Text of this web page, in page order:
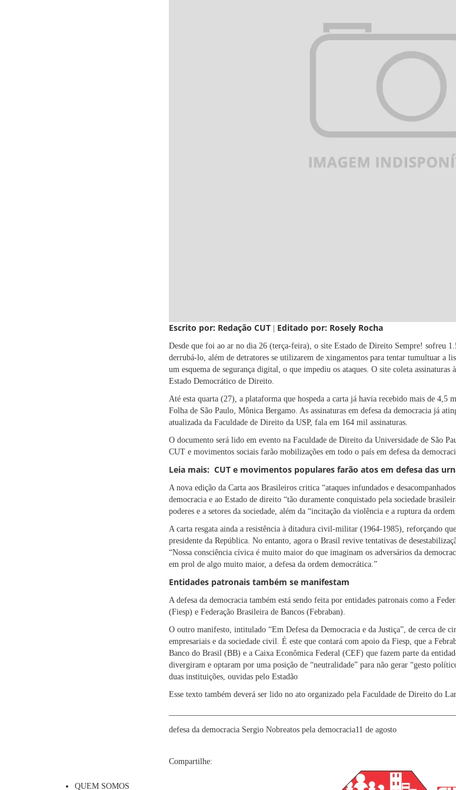
Escrito por: Redação CUT Editado por: Rosely Rocha
Desde que foi ao ar no dia 26 (terça-feira), o site Estado de Direito Sempre! sofreu
derrubá-lo, além de detratores se utilizarem de xingamentos para tentar tumultuar a
um esquema de segurança digital, o que impediu os ataques. O site coleta assinaturas
Estado Democrático de Direito.
Até esta quarta (27), a plataforma que hospeda a carta já havia recebido mais de 4,5
Folha de São Paulo, Mônica Bergamo. As assinaturas em defesa da democracia já
atualizada da Faculdade de Direito da USP, fala em 164 mil assinaturas.
O documento será lido em evento na Faculdade de Direito da Universidade de São
CUT e movimentos sociais farão mobilizações em todo o país em defesa da
Leia mais: CUT e movimentos populares farão atos em defesa das
A nova edição da Carta aos Brasileiros critica “ataques infundados e
democracia e ao Estado de direito “tão duramente conquistado pela sociedade
poderes e a setores da sociedade, além da “incitação da violência e a ruptura da
A carta resgata ainda a resistência à ditadura civil-militar (1964-1985), reforçando
presidente da República. No entanto, agora o Brasil revive tentativas de
“Nossa consciência cívica é muito maior do que imaginam os adversários da
em prol de algo muito maior, a defesa da ordem democrática.”
Entidades patronais também se manifestam
A defesa da democracia também está sendo feita por entidades patronais como a
(Fiesp) e Federação Brasileira de Bancos (Febraban).
O outro manifesto, intitulado “Em Defesa da Democracia e da Justiça”, de cerca de
empresariais e da sociedade civil. É este que contará com apoio da Fiesp, que a
Banco do Brasil (BB) e a Caixa Econômica Federal (CEF) que fazem parte da
divergiram e optaram por uma posição de “neutralidade” para não gerar “gesto
duas instituições, ouvidas pelo Estadão
Esse texto também deverá ser lido no ato organizado pela Faculdade de Direito do
defesa da democracia Sergio Nobreatos pela democracia11 de agosto
Compartilhe:
QUEM SOMOS